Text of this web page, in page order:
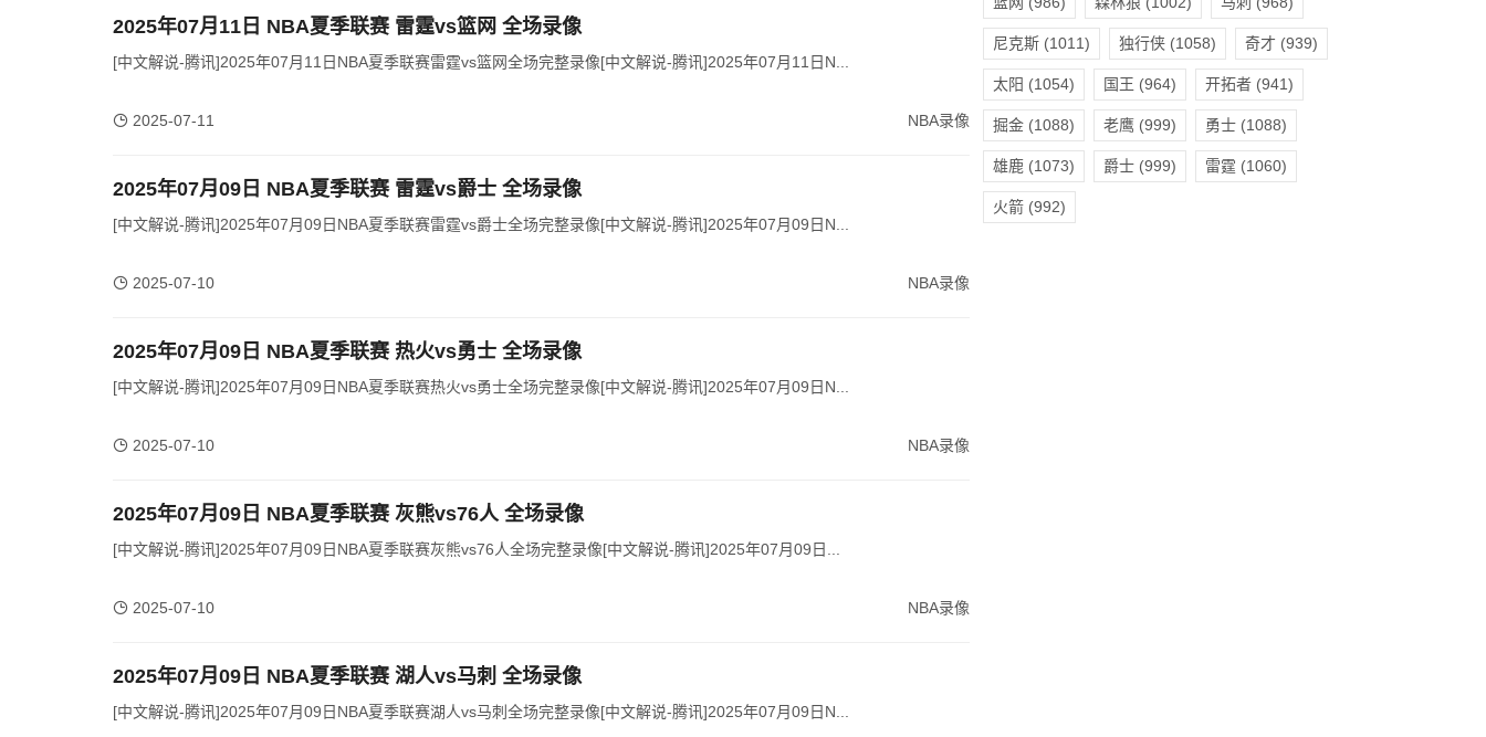
2025年07月11日 NBA夏季联赛 雷霆vs篮网 全场录像
[中文解说-腾讯]2025年07月11日NBA夏季联赛雷霆vs篮网全场完整录像[中文解说-腾讯]2025年07月11日N...
2025-07-11 NBA录像
2025年07月09日 NBA夏季联赛 雷霆vs爵士 全场录像
[中文解说-腾讯]2025年07月09日NBA夏季联赛雷霆vs爵士全场完整录像[中文解说-腾讯]2025年07月09日N...
2025-07-10 NBA录像
2025年07月09日 NBA夏季联赛 热火vs勇士 全场录像
[中文解说-腾讯]2025年07月09日NBA夏季联赛热火vs勇士全场完整录像[中文解说-腾讯]2025年07月09日N...
2025-07-10 NBA录像
2025年07月09日 NBA夏季联赛 灰熊vs76人 全场录像
[中文解说-腾讯]2025年07月09日NBA夏季联赛灰熊vs76人全场完整录像[中文解说-腾讯]2025年07月09日...
2025-07-10 NBA录像
2025年07月09日 NBA夏季联赛 湖人vs马刺 全场录像
[中文解说-腾讯]2025年07月09日NBA夏季联赛湖人vs马刺全场完整录像[中文解说-腾讯]2025年07月09日N...
尼克斯(1011) 独行侠(1058) 奇才 (939)
太阳 (1054) 国王 (964) 开拓者(941)
掘金(1088) 老鹰(999) 勇士(1088)
雄鹿(1073) 爵士(999) 雷霆 (1060)
火箭(992)